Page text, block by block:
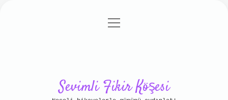
Gizlilik Politikası
menüyü
Sevimli Fikir Köşesi